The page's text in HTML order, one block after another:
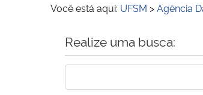
Você está aqui: UFSM >Agência
Início do conteúdo
Realize uma busca: